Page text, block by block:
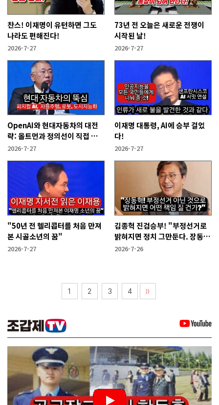
찬스! 이재명이 유턴하면 그도
나라도 편해진다!
2026-7-27
73년 전 오늘은 새로운 전쟁이
시작된 날!
2026-7-27
OpenAI와 현대자동차의 대전
략: 올트먼과 정의선이 직접 설
명한다!
2026-7-27
이재명 대통령, AI에 승부 걸었
다!
2026-7-27
"50년 전 헬리콥터를 처음 만져
본 시골소년의 꿈"
2026-7-27
김종혁 진검승부! "부정선거로
밝혀지면 정치 그만둔다. 장동혁
당신들은?"
2026-7-26
1 2 3 4 〉〉